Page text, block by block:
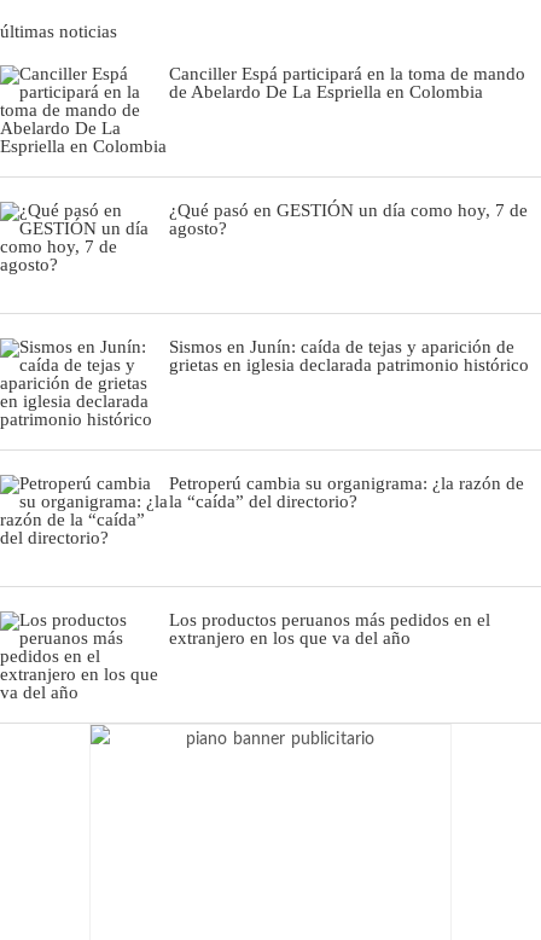
últimas noticias
Canciller Espá participará en la toma de mando
de Abelardo De La Espriella en Colombia
¿Qué pasó en GESTIÓN un día como hoy, 7 de
agosto?
Sismos en Junín: caída de tejas y aparición de
grietas en iglesia declarada patrimonio histórico
Petroperú cambia su organigrama: ¿la razón de
la “caída” del directorio?
Los productos peruanos más pedidos en el
extranjero en los que va del año